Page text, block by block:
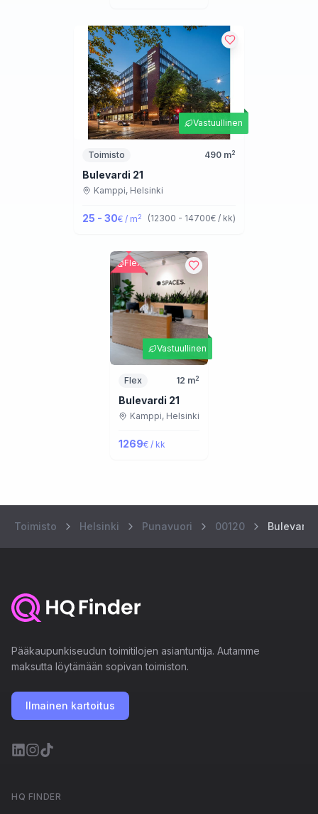
Vastuullinen
Toimisto 490 m2
Bulevardi 21
Kamppi, Helsinki
25 - 30€ / m2 (12300 - 14700€ / kk)
Vastuullinen
Flex
Flex 12 m2
Bulevardi 21
Kamppi, Helsinki
1269€ / kk
Toimisto Helsinki Punavuori 00120 Bulevardi
Pääkaupunkiseudun toimitilojen asiantuntija. Autamme
maksutta löytämään sopivan toimiston.
Ilmainen kartoitus
HQ FINDER